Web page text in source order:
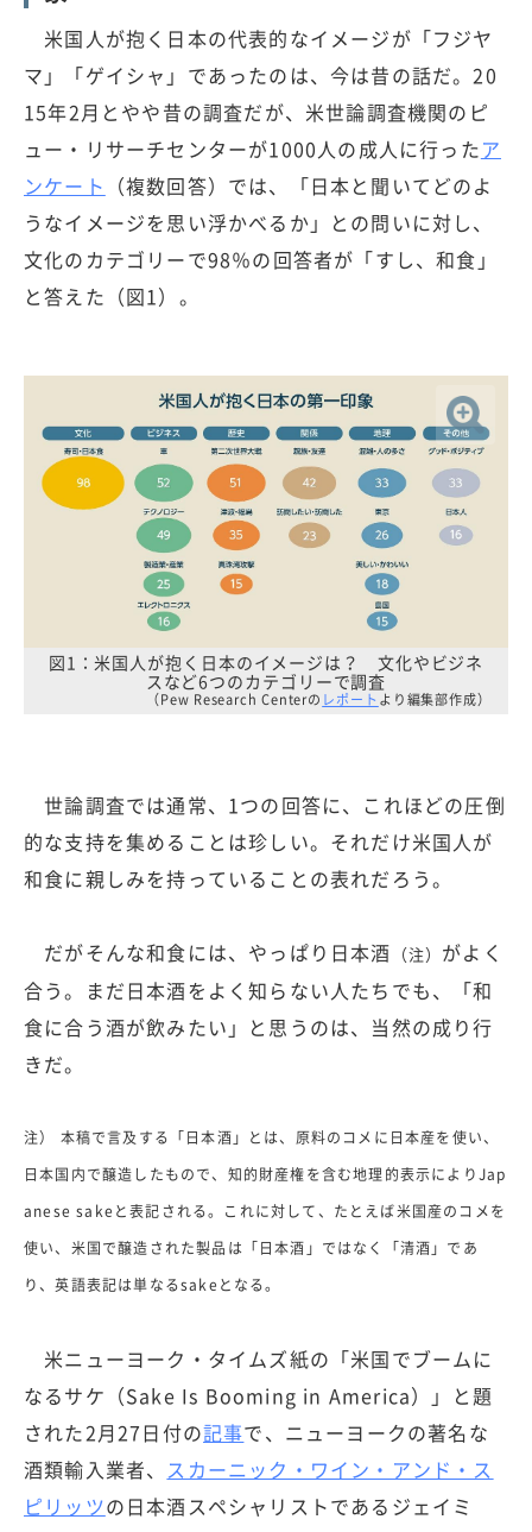
米国人が抱く日本の代表的なイメージが「フジヤ
マ」「ゲイシャ」であったのは、今は昔の話だ。20
15年2月とやや昔の調査だが、米世論調査機関のピ
ュー・リサーチセンターが1000人の成人に行ったア
ンケート （複数回答）では、「日本と聞いてどのよ
うなイメージを思い浮かべるか」との問いに対し、
文化のカテゴリーで98％の回答者が「すし、和食」
と答えた（図1）。
図1：米国人が抱く日本のイメージは？ 文化やビジネ
スなど6つのカテゴリーで調査
（Pew Research Centerの レポート より編集部作成）
世論調査では通常、1つの回答に、これほどの圧倒
的な支持を集めることは珍しい。それだけ米国人が
和食に親しみを持っていることの表れだろう。
だがそんな和食には、やっぱり日本酒 （注） がよく
合う。まだ日本酒をよく知らない人たちでも、「和
食に合う酒が飲みたい」と思うのは、当然の成り行
きだ。
注） 本稿で言及する「日本酒」とは、原料のコメに日本産を使い、
日本国内で醸造したもので、知的財産権を含む地理的表示によりJap
anese sakeと表記される。これに対して、たとえば米国産のコメを
使い、米国で醸造された製品は「日本酒」ではなく「清酒」であ
り、英語表記は単なるsakeとなる。
米ニューヨーク・タイムズ紙の「米国でブームに
なるサケ（Sake Is Booming in America）」と題
された2月27日付の記事で、ニューヨークの著名な
酒類輸入業者、 スカーニック・ワイン・アンド・ス
ピリッツの日本酒スペシャリストであるジェイミ